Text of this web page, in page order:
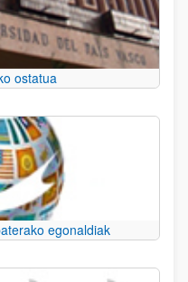
ostatua
egonaldiak